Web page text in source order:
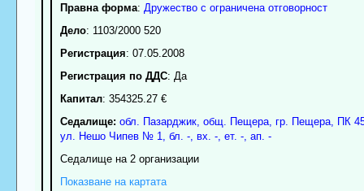
Правна форма: Дружество с ограничена отговорност
Дело: 1103/2000 520
Регистрация: 07.05.2008
Регистрация по ДДС: Да
Капитал: 354325.27 €
Седалище: обл. Пазарджик, общ. Пещера, гр. Пещера, ПК
ул. Нешо Чипев № 1, бл. -, вх. -, ет. -, ап. -
Седалище на 2 организации
Показване на картата